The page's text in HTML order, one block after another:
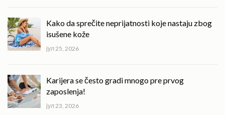
Kako da sprečite neprijatnosti koje nastaju zbog
isušene kože
јул 25, 2026
Karijera se često gradi mnogo pre prvog
zaposlenja!
јул 23, 2026